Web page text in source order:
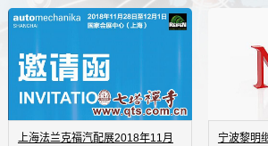
上海法兰克福汽配展2018年11月
宁波黎明